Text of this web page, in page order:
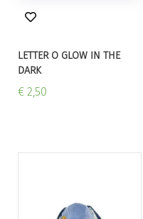
LETTER O GLOW IN THE
DARK
€ 2,50